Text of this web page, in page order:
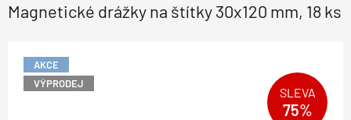
Magnetické drážky na štítky 30x120 mm, 18 ks
AKCE
VÝPRODEJ
SLEVA
75%